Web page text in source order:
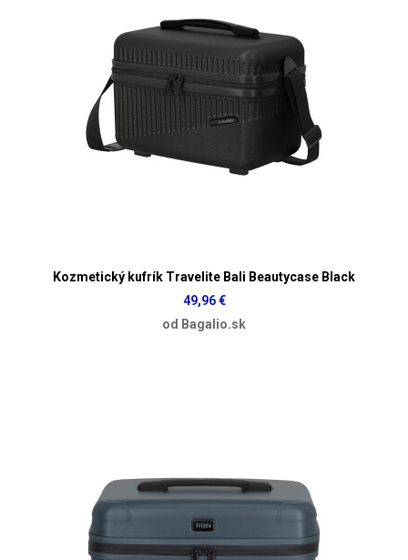
Kozmetický kufrík Travelite Bali Beautycase Black
49,96 €
od Bagalio.sk